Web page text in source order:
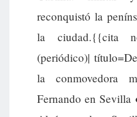
reconquistó la
la ciudad.{{cita
(periódico)|
la conmovedora
Fernando en Sevilla